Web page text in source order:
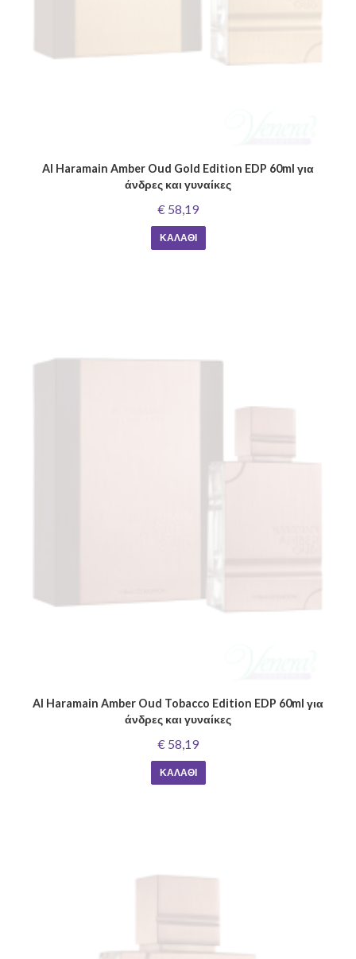
Al Haramain Amber Oud Gold Edition EDP 60ml για
άνδρες και γυναίκες
€ 58,19
ΚΑΛΆΘΙ
Al Haramain Amber Oud Tobacco Edition EDP 60ml για
άνδρες και γυναίκες
€ 58,19
ΚΑΛΆΘΙ